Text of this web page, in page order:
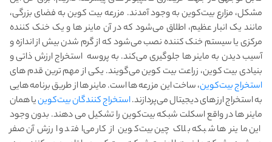
مشکل، مزارع بیت‌کوین به وجود آمدند. مزرعه بیت کوین به فضای بزرگی،
مانند یک انبار عظیم، اطلاق می‌شود که در آن ماینر ها و یک خنک کننده
مرکزی یا سیستم خنک کننده نصب می‌شود که از گرم شدن بیش از اندازه و
آسیب دیدن به ماینر ها جلوگیری می‌کند. به پروسه استخراج ارزش ذاتی و
بنیادی بیت کوین، زراعت بیت کوین می‌گویند. یکی از مهم ترین قدم های
استخراج بیت‌کوین، ساخت این مزرعه ها است. ماینر ها از طریق برنامه هایی
به استخراج ارز های دیجیتال می‌پردازند.استخراج کنندگان بیت‌کوینیا همان
ماینر ها در واقع اسکلت شبکه بیت‌کوین را تشکیل می دهند. بدون وجود
این ماینر ها شبکه بلاک چین بیت‌کوین از کار می‌افتد و ارزش آن صفر